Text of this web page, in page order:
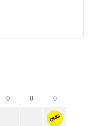
0 0 0
OMG